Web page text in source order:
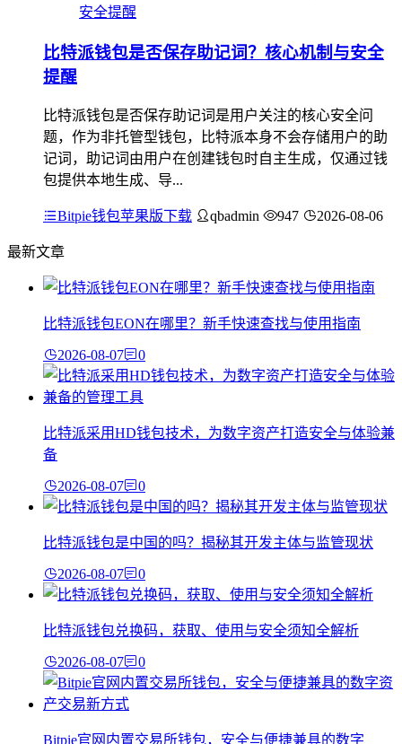
比特派钱包是否保存助记词？核心机制与安全
提醒
比特派钱包是否保存助记词是用户关注的核心安全问
题，作为非托管型钱包，比特派本身不会存储用户的助
记词，助记词由用户在创建钱包时自主生成，仅通过钱
包提供本地生成、导...
Bitpie钱包苹果版下载 qbadmin 947 2026-08-06
最新文章
比特派钱包EON在哪里？新手快速查找与使用指南
2026-08-07 0
比特派采用HD钱包技术，为数字资产打造安全与体验兼
备
2026-08-07 0
比特派钱包是中国的吗？揭秘其开发主体与监管现状
2026-08-07 0
比特派钱包兑换码，获取、使用与安全须知全解析
2026-08-07 0
Bitpie官网内置交易所钱包，安全与便捷兼具的数字